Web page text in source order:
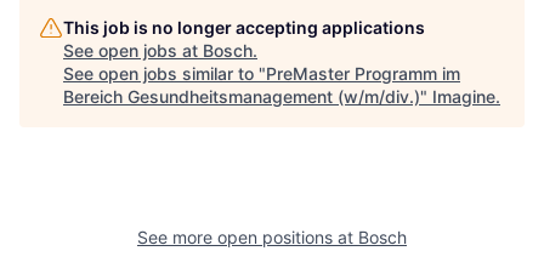
This job is no longer accepting applications
See open jobs at Bosch.
See open jobs similar to "PreMaster Programm im
Bereich Gesundheitsmanagement (w/m/div.)" Imagine.
See more open positions at Bosch